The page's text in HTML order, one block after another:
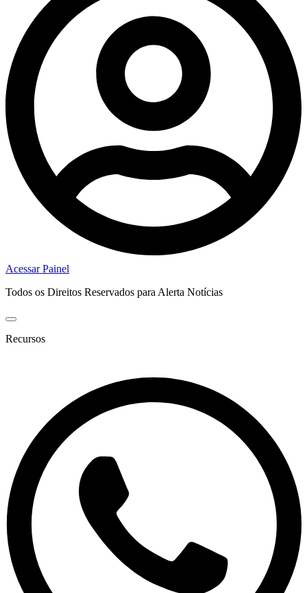
Acessar Painel
Todos os Direitos Reservados para Alerta Notícias
Recursos